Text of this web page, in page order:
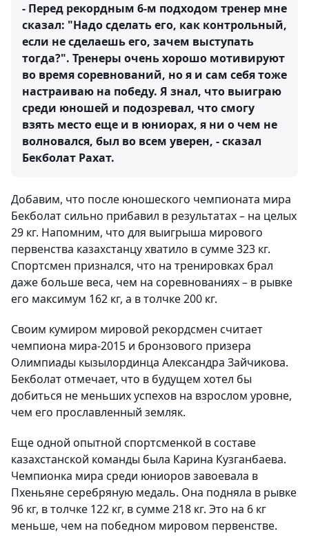
- Перед рекордным 6-м подходом тренер мне
сказал: "Надо сделать его, как контрольный,
если не сделаешь его, зачем выступать
тогда?". Тренеры очень хорошо мотивируют
во время соревнований, но я и сам себя тоже
настраиваю на победу. Я знал, что выиграю
среди юношей и подозревал, что смогу
взять место еще и в юниорах, я ни о чем не
волновался, был во всем уверен, - сказал
Бекболат Рахат.
Добавим, что после юношеского чемпионата мира
Бекболат сильно прибавил в результатах – на целых
29 кг. Напомним, что для выигрыша мирового
первенства казахстанцу хватило в сумме 323 кг.
Спортсмен признался, что на тренировках брал
даже больше веса, чем на соревнованиях – в рывке
его максимум 162 кг, а в толчке 200 кг.
Своим кумиром мировой рекордсмен считает
чемпиона мира-2015 и бронзового призера
Олимпиады кызылординца Александра Зайчикова.
Бекболат отмечает, что в будущем хотел бы
добиться не меньших успехов на взрослом уровне,
чем его прославленный земляк.
Еще одной опытной спортсменкой в составе
казахстанской команды была Карина Кузганбаева.
Чемпионка мира среди юниоров завоевала в
Пхеньяне серебряную медаль. Она подняла в рывке
96 кг, в толчке 122 кг, в сумме 218 кг. Это на 6 кг
меньше, чем на победном мировом первенстве.